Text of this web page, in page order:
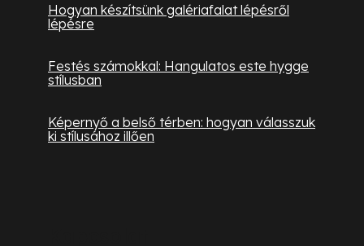
Hogyan készítsünk galériafalat lépésről
lépésre
Festés számokkal: Hangulatos este hygge
stílusban
Képernyő a belső térben: hogyan válasszuk
ki stílusához illően